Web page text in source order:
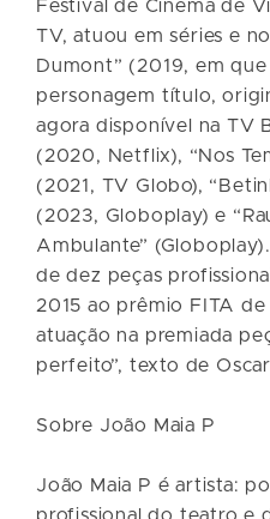
Festival de Cinema de
TV, atuou em séries e
Dumont” (2019, em
personagem título,
agora disponível na TV
(2020, Netflix), “Nos
(2021, TV Globo),
(2023, Globoplay) e
Ambulante”
de dez peças
2015 ao prêmio FITA
atuação na premiada
perfeito”, texto de
Sobre João Maia P
João Maia P é artista:
profissional do teatro e